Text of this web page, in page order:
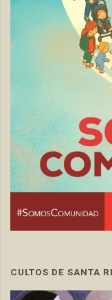
CULTOS DE SANTA